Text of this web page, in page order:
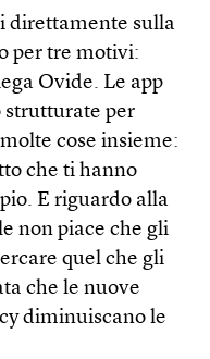
direttamente sulla
per tre motivi:
Ovide. Le app
strutturate per
cose insieme:
che ti hanno
E riguardo alla
non piace che gli
quel che gli
che le nuove
diminuiscano le